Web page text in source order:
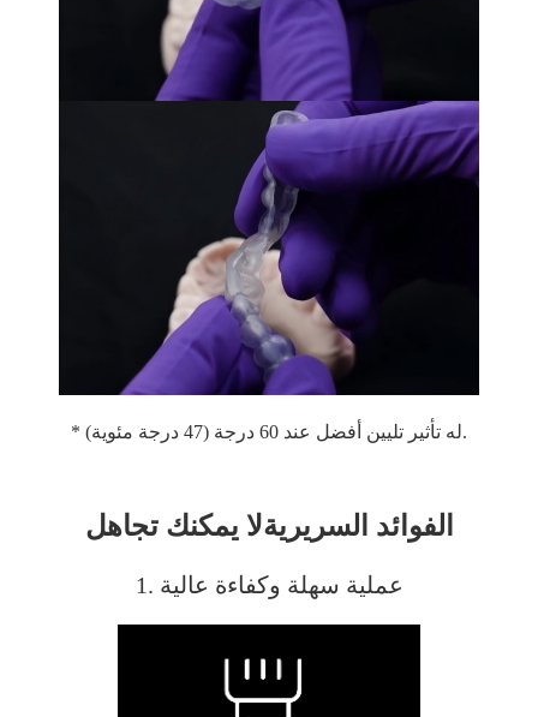
* له تأثير تليين أفضل عند 60 درجة (47 درجة مئوية).
الفوائد السريريةلا يمكنك تجاهل
1. عملية سهلة وكفاءة عالية